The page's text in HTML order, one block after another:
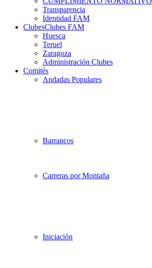
Transparencia
Identidad FAM
ClubesClubes FAM
Huesca
Teruel
Zaragoza
Administración Clubes
Comités
Andadas Populares
Barrancos
Carreras por Montaña
Iniciación